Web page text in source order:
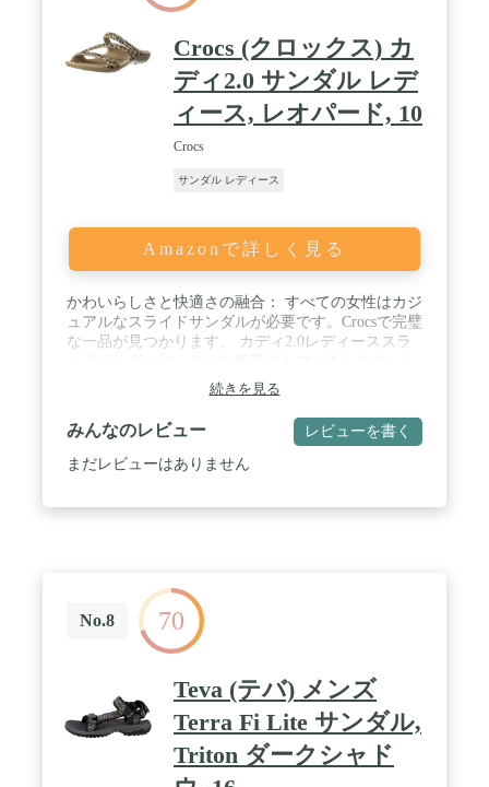
Crocs (クロックス) カ
ディ2.0 サンダル レデ
ィース, レオパード, 10
Crocs
サンダル レディース
Amazonで詳しく見る
かわいらしさと快適さの融合： すべての女性はカジ
ュアルなスライドサンダルが必要です。Crocsで完璧
な一品が見つかります。 カディ2.0レディーススラ
水陸両用： この女性用スライドサンダルは水周りで
も使いやすく、水が流れ出るようにデザインされて
います。 言うまでもなく、水辺を訪れる時に持って
行きたいサンダルです。 / サイズ選びのポイント：
このレディースサンダルはゆったりとしたフィット
ます。 柔らかくしなやかなストラップデザインのた
め、楽に履いたり脱いだりすることができます。 /
軽量： このレディースサンダルは信じられないほど
軽量で心地よく履けます。 柔軟な素材でお出かけに
もリラックスするときにも使えます。
続きを見る
みんなのレビュー レビューを書く
まだレビューはありません
No.8 70
Teva (テバ) メンズ
Terra Fi Lite サンダル,
Triton ダークシャド